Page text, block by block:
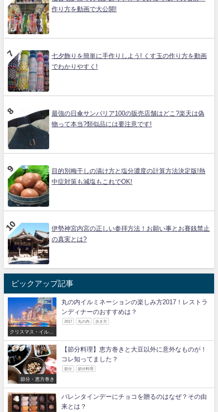
作り方を動画で大公開!
七夕飾りを簡単に手作りしよう! くす玉の作り方を動画
でわかりやすく!
最強の日傘サンバリア100の販売店舗はどこ?楽天は偽
物って本当?類似品には要注意です!
目的別梅干しの漬け方と塩分濃度の計算方法決定版!熱
中症対策も減塩もこれでOK!
伊勢神宮内宮の正しい参拝方法！お願い事とお賽銭禁止
の真実とは?
ピックアップ記事
クリスマス・イルミ
ネーション
丸の内イルミネーションの楽しみ方2017！レストラ
ンディナーのおすすめは？
2017 丸の内 歩き方
節分・恵方巻き
【節分料理】恵方巻きと大豆以外に意外なものが！
コレ知ってました？
節分 節分料理
バレンタインデーにチョコを贈るのはなぜ？その由
来とは？